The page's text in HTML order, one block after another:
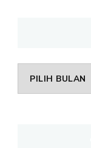
Arsip